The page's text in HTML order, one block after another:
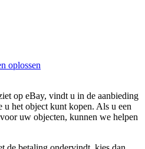
oplossen
op eBay, vindt u in de aanbieding
u het object kunt kopen. Als u een
uw objecten, kunnen we helpen